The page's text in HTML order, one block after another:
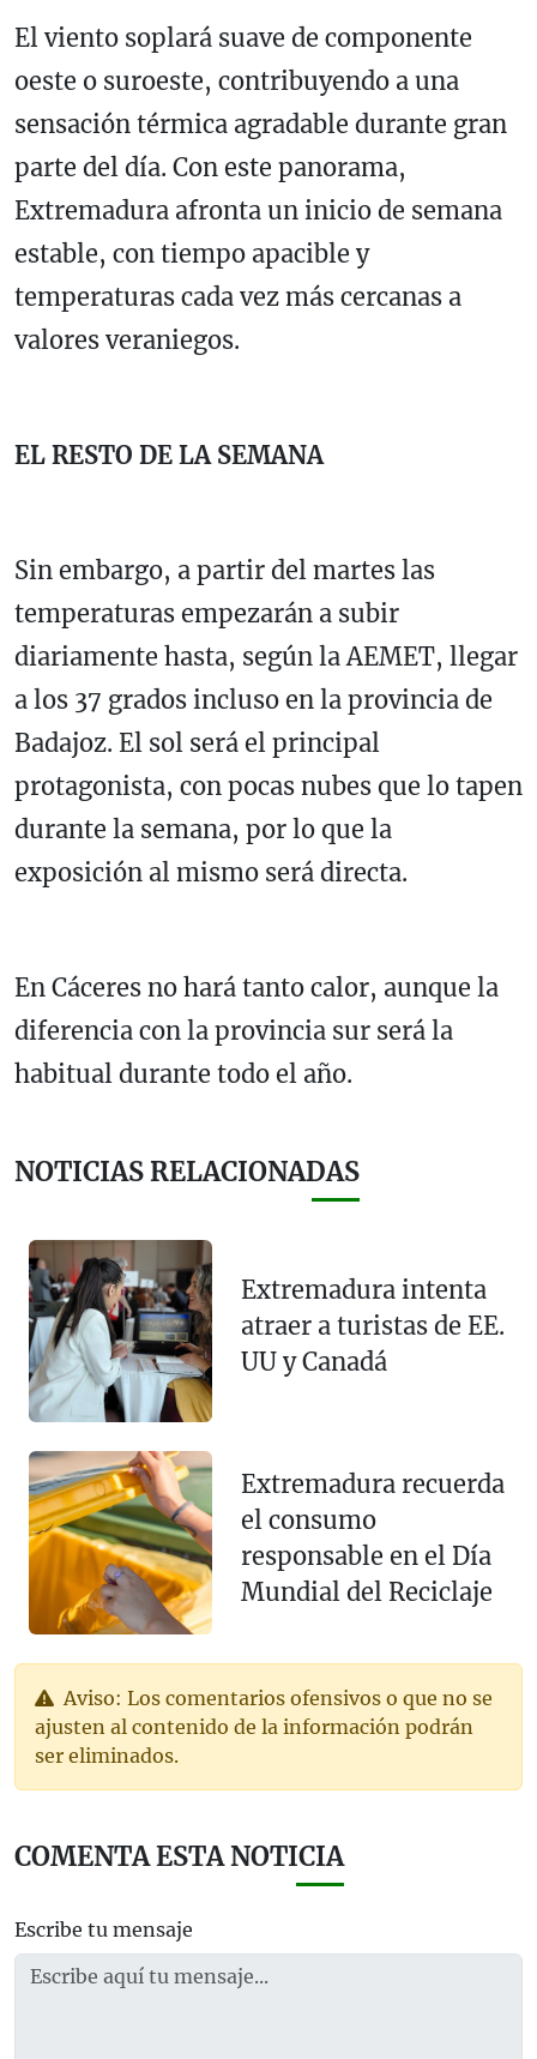
El viento soplará suave de componente
oeste o suroeste, contribuyendo a una
sensación térmica agradable durante gran
parte del día. Con este panorama,
Extremadura afronta un inicio de semana
estable, con tiempo apacible y
temperaturas cada vez más cercanas a
valores veraniegos.
EL RESTO DE LA SEMANA
Sin embargo, a partir del martes las
temperaturas empezarán a subir
diariamente hasta, según la AEMET, llegar
a los 37 grados incluso en la provincia de
Badajoz. El sol será el principal
protagonista, con pocas nubes que lo tapen
durante la semana, por lo que la
exposición al mismo será directa.
En Cáceres no hará tanto calor, aunque la
diferencia con la provincia sur será la
habitual durante todo el año.
NOTICIAS RELACIONADAS
Extremadura intenta
atraer a turistas de EE.
UU y Canadá
Extremadura recuerda
el consumo
responsable en el Día
Mundial del Reciclaje
Aviso: Los comentarios ofensivos o que no se
ajusten al contenido de la información podrán
ser eliminados.
COMENTA ESTA NOTICIA
Escribe tu mensaje